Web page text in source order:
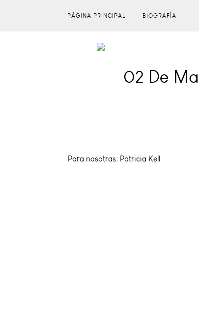
PÁGINA PRINCIPAL BIOGRAFÍA
02 De
Para nosotras: Patricia Kell